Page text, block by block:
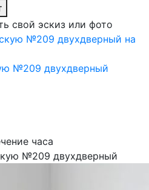
свой эскиз или фото
№209 двухдверный
часа
№209 двухдверный